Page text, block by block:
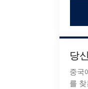
당
중국
를